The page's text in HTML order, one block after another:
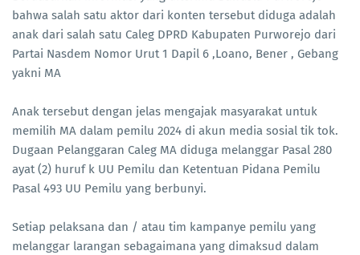
bahwa salah satu aktor dari konten tersebut diduga adalah
anak dari salah satu Caleg DPRD Kabupaten Purworejo dari
Partai Nasdem Nomor Urut 1 Dapil 6 ,Loano, Bener , Gebang
yakni MA
Anak tersebut dengan jelas mengajak masyarakat untuk
memilih MA dalam pemilu 2024 di akun media sosial tik tok.
Dugaan Pelanggaran Caleg MA diduga melanggar Pasal 280
ayat (2) huruf k UU Pemilu dan Ketentuan Pidana Pemilu
Pasal 493 UU Pemilu yang berbunyi.
Setiap pelaksana dan / atau tim kampanye pemilu yang
melanggar larangan sebagaimana yang dimaksud dalam